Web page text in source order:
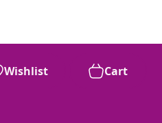
Wishlist Cart